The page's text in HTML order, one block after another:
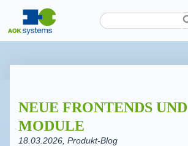
NEUE FRONTENDS UND
MODULE
18.03.2026, Produkt-Blog
Karriere
News